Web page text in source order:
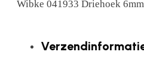
Wibke 041933 Driehoek 6mm